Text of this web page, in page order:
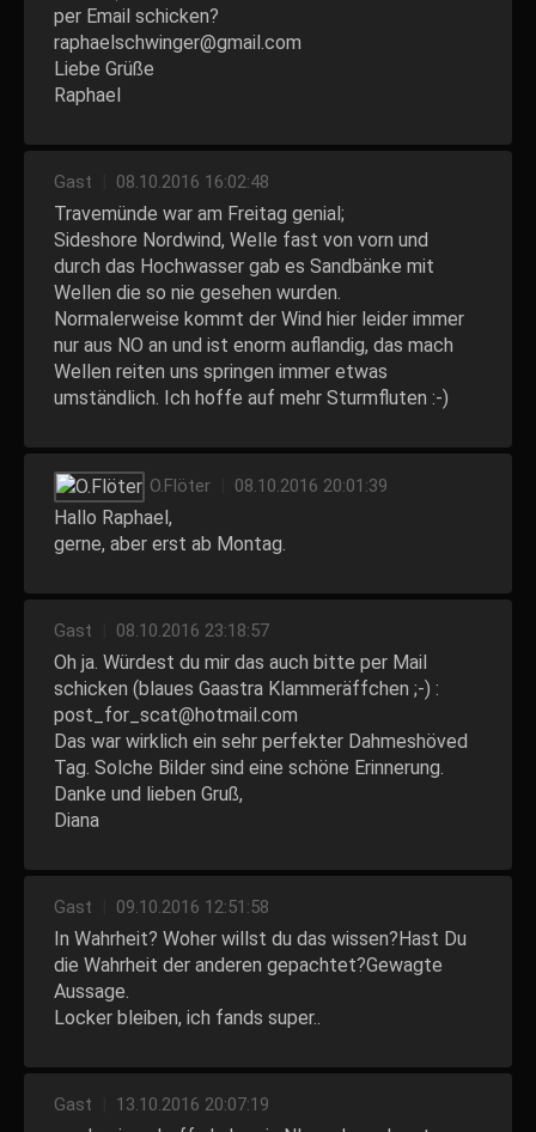
per Email schicken?
raphaelschwinger@gmail.com
Liebe Grüße
Raphael
Gast 08.10.2016 16:02:48
Travemünde war am Freitag genial;
Sideshore Nordwind, Welle fast von vorn und
durch das Hochwasser gab es Sandbänke mit
Wellen die so nie gesehen wurden.
Normalerweise kommt der Wind hier leider immer
nur aus NO an und ist enorm auflandig, das mach
Wellen reiten uns springen immer etwas
umständlich. Ich hoffe auf mehr Sturmfluten :-)
O.Flöter 08.10.2016 20:01:39
Hallo Raphael,
gerne, aber erst ab Montag.
Gast 08.10.2016 23:18:57
Oh ja. Würdest du mir das auch bitte per Mail
schicken (blaues Gaastra Klammeräffchen ;-) :
post_for_scat@hotmail.com
Das war wirklich ein sehr perfekter Dahmeshöved
Tag. Solche Bilder sind eine schöne Erinnerung.
Danke und lieben Gruß,
Diana
Gast 09.10.2016 12:51:58
In Wahrheit? Woher willst du das wissen?Hast Du
die Wahrheit der anderen gepachtet?Gewagte
Aussage.
Locker bleiben, ich fands super..
Gast 13.10.2016 20:07:19